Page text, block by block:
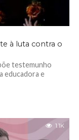
à luta contra o
testemunho
educadora e
1.1K